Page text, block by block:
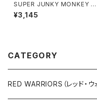
SUPER JUNKY MONKEY CD
"Live at LONDON Astoria 1
998"
¥3,145
CATEGORY
RED WARRIORS（レッド・ウ